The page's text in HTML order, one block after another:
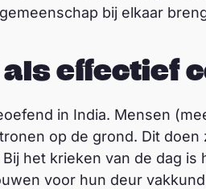
bij elkaar
als effectief
in India. Mensen
op de grond. Dit
het krieken van de dag
voor hun deur